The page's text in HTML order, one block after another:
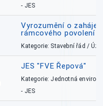
- JES
Vyrozumění o
rámcového povolení
Kategorie: Stavební řád /
JES "FVE Řepová"
Kategorie: Jednotná
- JES